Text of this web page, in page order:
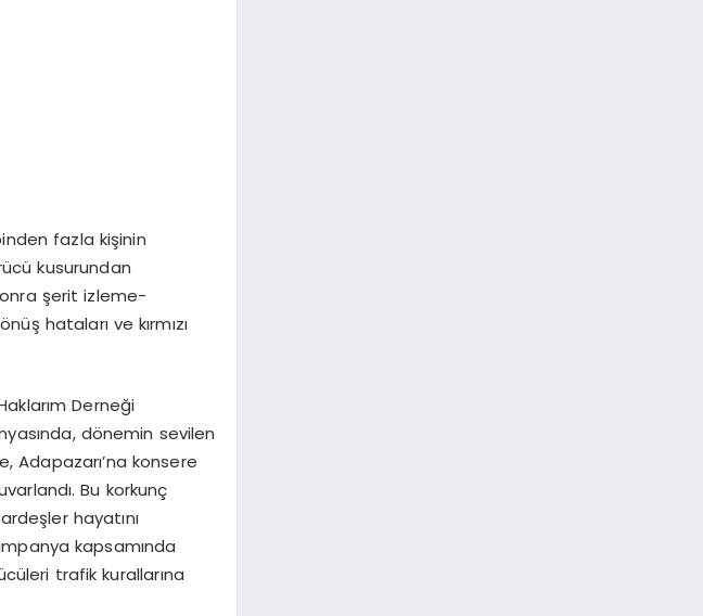
fazla kişinin
kusurundan
şerit izleme-
hataları ve kırmızı
Derneği
dönemin sevilen
Adapazarı’na konsere
Bu korkunç
hayatını
kapsamında
trafik kurallarına